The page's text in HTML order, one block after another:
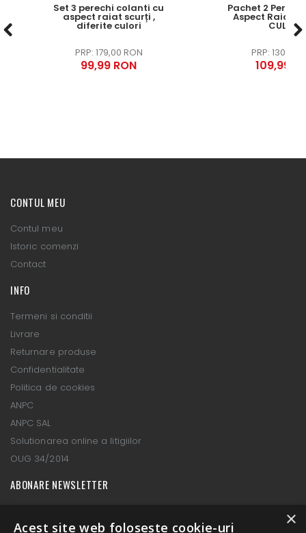
Set 3 perechi colanti cu
aspect raiat scurți ,
diferite culori
179,00 RON
99,99 RON
Pachet 2
Aspect Raiat ,
CULORI
130,00
109,99
CONTUL MEU
Contul meu
Istoric comenzi
Contact
INFO
Termeni si conditii
Livrare
Returnare produse
Confidentialitate
Politica de cookies
ANPC
ANPC SAL
Solutionarea online a litigiilor
OUG 34/2014
ABONARE NEWSLETTER
×
Acest site web folosește cookie-uri